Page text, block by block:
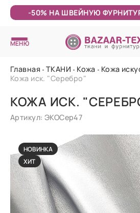
-50% НА ШВЕЙНУЮ
МЕНЮ
Главная ТКАНИ Кожа
Кожа
Кожа иск. "Серебро"
КОЖА ИСК.
Артикул: ЭКОСер47
НОВИНКА
ХИТ